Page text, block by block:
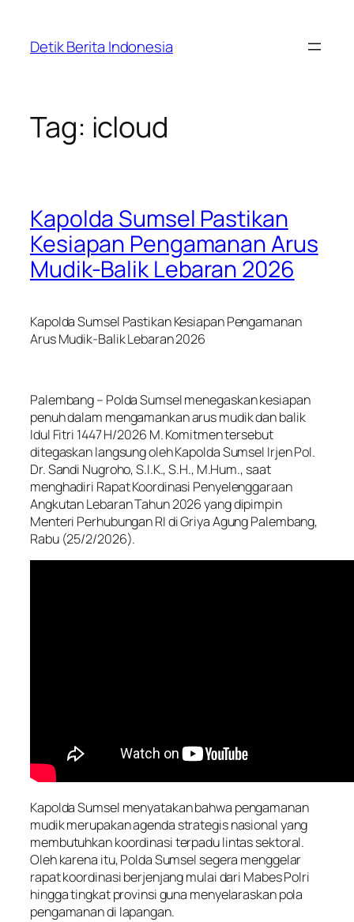
content
Detik Berita Indonesia
Tag: icloud
Kapolda Sumsel Pastikan
Kesiapan Pengamanan Arus
Mudik-Balik Lebaran 2026
Kapolda Sumsel Pastikan Kesiapan Pengamanan
Arus Mudik-Balik Lebaran 2026
Palembang – Polda Sumsel menegaskan kesiapan
penuh dalam mengamankan arus mudik dan balik
Idul Fitri 1447 H/2026 M. Komitmen tersebut
ditegaskan langsung oleh Kapolda Sumsel Irjen Pol.
Dr. Sandi Nugroho, S.I.K., S.H., M.Hum., saat
menghadiri Rapat Koordinasi Penyelenggaraan
Angkutan Lebaran Tahun 2026 yang dipimpin
Menteri Perhubungan RI di Griya Agung Palembang,
Rabu (25/2/2026).
Kapolda Sumsel menyatakan bahwa pengamanan
mudik merupakan agenda strategis nasional yang
membutuhkan koordinasi terpadu lintas sektoral.
Oleh karena itu, Polda Sumsel segera menggelar
rapat koordinasi berjenjang mulai dari Mabes Polri
hingga tingkat provinsi guna menyelaraskan pola
pengamanan di lapangan.